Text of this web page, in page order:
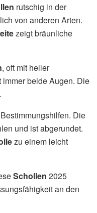
rutschig in der
von anderen Arten.
zeigt bräunliche
, oft mit heller
immer beide Augen. Die
Die
und ist abgerundet.
zu einem leicht
Schollen 2025
an den